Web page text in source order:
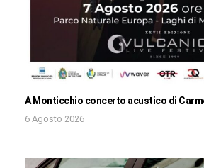
A Monticchio concerto acustico di
6 Agosto 2026